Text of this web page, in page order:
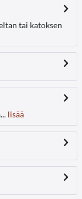
tai katoksen
lisää